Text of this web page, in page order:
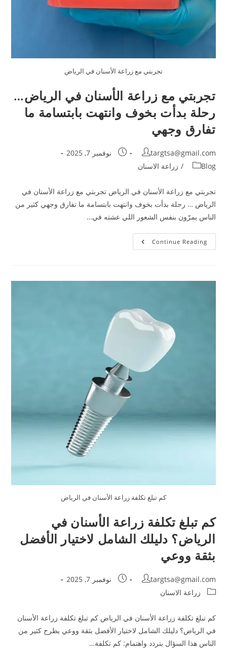
تجربتي مع زراعة الأسنان في الرياض
تجربتي مع زراعة الأسنان في الرياض…
رحلة بدأت بخوف وانتهت بابتسامة ما
تفارق وجهي
targtsa@gmail.com
نوفمبر 7, 2025
Blog
/ زراعة الاسنان
تجربتي مع زراعة الأسنان في الرياض تجربتي مع زراعة الأسنان في
الرياض … رحلة بدأت بخوف وانتهت بابتسامة ما تفارق وجهي كثير من
الناس يمرّون بنفس الشعور اللي عشته في…
Continue Reading
كم تبلغ تكلفة زراعة الأسنان في الرياض
كم تبلغ تكلفة زراعة الأسنان في
الرياض؟ دليلك الشامل لاختيار الأفضل
بثقة ووعي
targtsa@gmail.com
نوفمبر 7, 2025
زراعة الاسنان
كم تبلغ تكلفة زراعة الأسنان في الرياض كم تبلغ تكلفة زراعة الأسنان
في الرياض؟ دليلك الشامل لاختيار الأفضل بثقة ووعي يطرح كثير من
الناس هذا السؤال بتردد واهتمام: كم تكلفة…